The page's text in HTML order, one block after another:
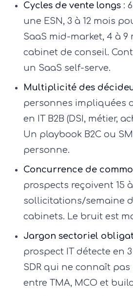
Cycles de vente longs :
une ESN, 3 à 12 mois
SaaS mid-market, 4 à
cabinet de conseil.
un SaaS self-serve.
Multiplicité des
personnes impliquées
en IT B2B (DSI, métier,
Un playbook B2C ou
personne.
Concurrence de
prospects reçoivent 15 à
sollicitations/semaine
cabinets. Le bruit est
Jargon sectoriel
prospect IT détecte en
SDR qui ne connaît
entre TMA, MCO et